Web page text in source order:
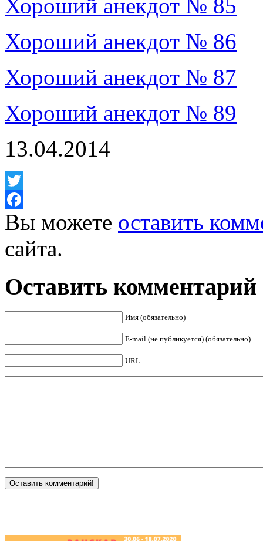
Хороший анекдот № 85
Хороший анекдот № 86
Хороший анекдот № 87
Хороший анекдот № 89
13.04.2014
Twitter
Facebook
Вы можете оставить
сайта.
Оставить комментарий
Имя (обязательно)
E-mail (не публикуется) (обязательно)
URL